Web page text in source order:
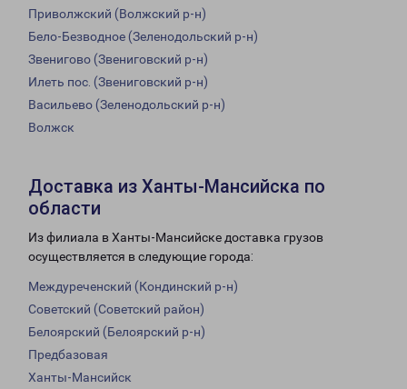
Приволжский (Волжский р-н)
Бело-Безводное (Зеленодольский р-н)
Звенигово (Звениговский р-н)
Илеть пос. (Звениговский р-н)
Васильево (Зеленодольский р-н)
Волжск
Доставка из Ханты-Мансийска по
области
Из филиала в Ханты-Мансийске доставка грузов
осуществляется в следующие города:
Междуреченский (Кондинский р-н)
Советский (Советский район)
Белоярский (Белоярский р-н)
Предбазовая
Ханты-Мансийск